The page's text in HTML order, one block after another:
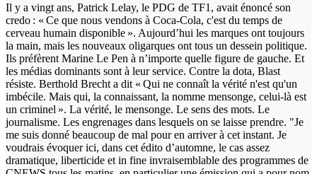
Il y a vingt ans, Patrick Lelay, le PDG de TF1, avait énoncé son
credo : « Ce que nous vendons à Coca-Cola, c'est du temps de
cerveau humain disponible ». Aujourd’hui les marques ont toujours
la main, mais les nouveaux oligarques ont tous un dessein politique.
Ils préfèrent Marine Le Pen à n’importe quelle figure de gauche. Et
les médias dominants sont à leur service. Contre la dota, Blast
résiste. Berthold Brecht a dit « Qui ne connaît la vérité n'est qu'un
imbécile. Mais qui, la connaissant, la nomme mensonge, celui-là est
un criminel ». La vérité, le mensonge. Le sens des mots. Le
journalisme. Les engrenages dans lesquels on se laisse prendre. "Je
me suis donné beaucoup de mal pour en arriver à cet instant. Je
voudrais évoquer ici, dans cet édito d’automne, le cas assez
dramatique, liberticide et in fine invraisemblable des programmes de